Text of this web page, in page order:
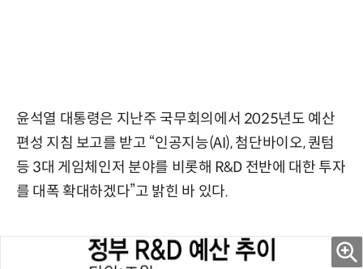
윤석열 대통령은 지난주 국무회의에서 2025년도 예산
편성 지침 보고를 받고 “인공지능(AI), 첨단바이오, 퀀텀
등 3대 게임체인저 분야를 비롯해 R&D 전반에 대한 투자
를 대폭 확대하겠다”고 밝힌 바 있다.